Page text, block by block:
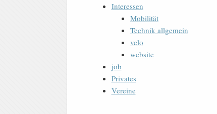
Interessen
Mobilität
Technik allgemein
velo
website
job
Privates
Vereine